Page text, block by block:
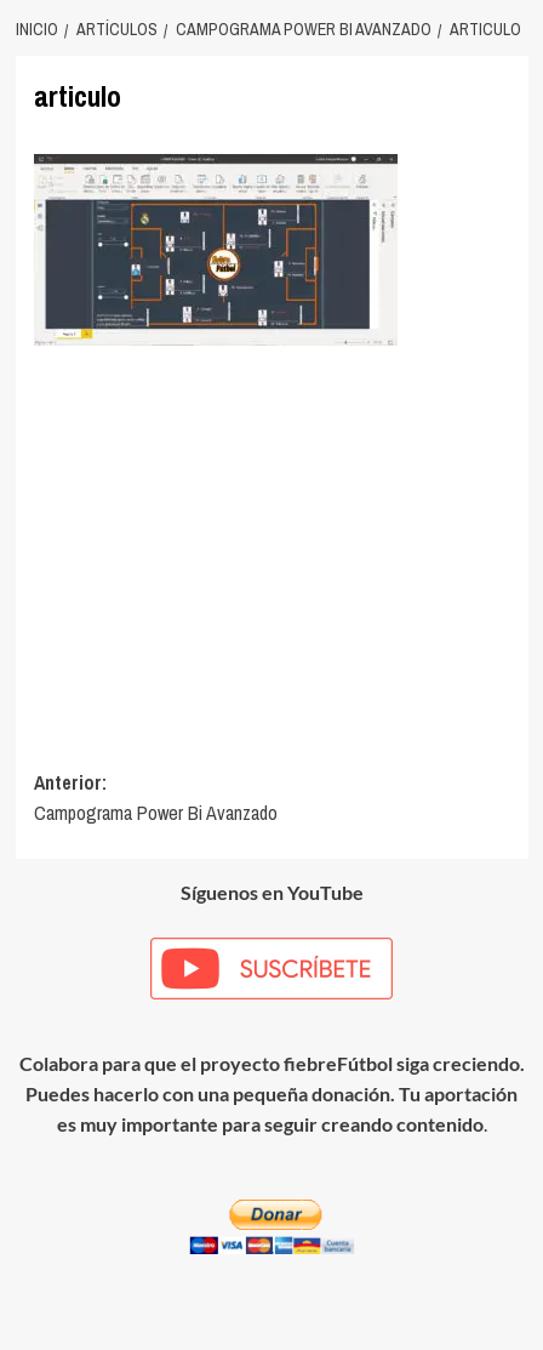
INICIO ARTÍCULOS CAMPOGRAMA POWER BI AVANZADO ARTICULO
articulo
Navegación
de
Anterior:
Campograma Power Bi Avanzado
Síguenos en YouTube
Colabora para que el proyecto fiebreFútbol siga creciendo.
Puedes hacerlo con una pequeña donación. Tu aportación
es muy importante para seguir creando contenido.